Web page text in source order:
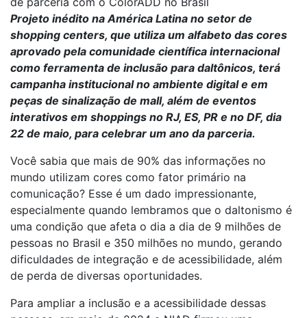
Projeto inédito na América Latina no setor de
shopping centers, que utiliza um alfabeto das cores
aprovado pela comunidade científica internacional
como ferramenta de inclusão para daltônicos, terá
campanha institucional no ambiente digital e em
peças de sinalização de mall, além de eventos
interativos em shoppings no RJ, ES, PR e no DF, dia
22 de maio, para celebrar um ano da parceria.
Você sabia que mais de 90% das informações no
mundo utilizam cores como fator primário na
comunicação? Esse é um dado impressionante,
especialmente quando lembramos que o daltonismo é
uma condição que afeta o dia a dia de 9 milhões de
pessoas no Brasil e 350 milhões no mundo, gerando
dificuldades de integração e de acessibilidade, além
de perda de diversas oportunidades.
Para ampliar a inclusão e a acessibilidade dessas